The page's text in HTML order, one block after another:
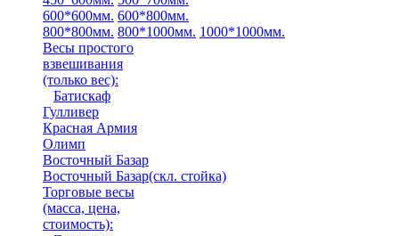
600*600мм. 600*800мм.
800*800мм. 800*1000мм. 1000*1000мм.
Весы простого
взвешивания
(только вес):
Батискаф
Гулливер
Красная Армия
Олимп
Восточный Базар
Восточный Базар(скл. стойка)
Торговые весы
(масса, цена,
стоимость):